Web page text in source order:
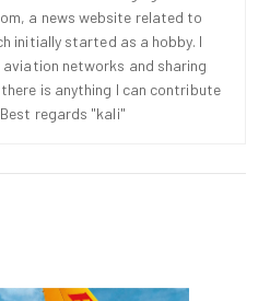
a news website related to
initially started as a hobby. I
aviation networks and sharing
is anything I can contribute
regards "kali"